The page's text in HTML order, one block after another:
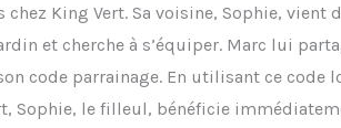
chez King Vert. Sa voisine, Sophie, vient
et cherche à s’équiper. Marc lui
code parrainage. En utilisant ce code
Sophie, le filleul, bénéficie